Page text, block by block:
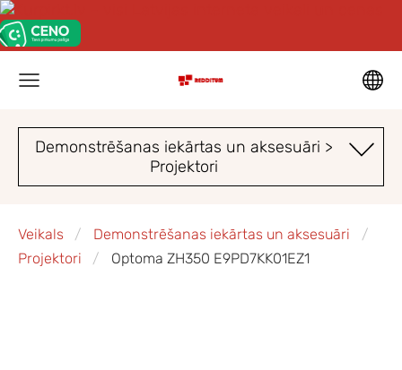
Demonstrēšanas iekārtas un aksesuāri >
Projektori
Veikals
Demonstrēšanas iekārtas un aksesuāri
Projektori
Optoma ZH350 E9PD7KK01EZ1